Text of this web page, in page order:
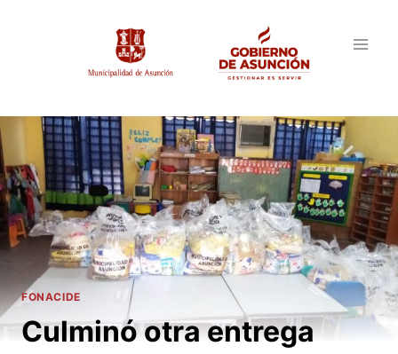
FONACIDE
Culminó otra entrega